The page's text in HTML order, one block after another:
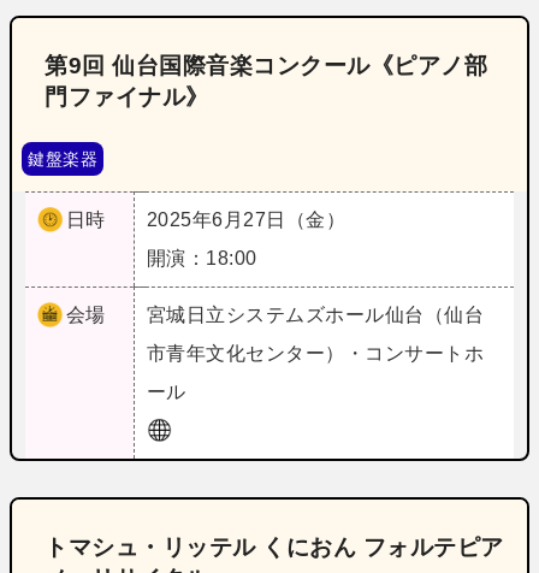
第9回 仙台国際音楽コンクール《ピアノ部
門ファイナル》
鍵盤楽器
日時
2025年6月27日（金）
開演：18:00
会場 宮城 日立システムズホール仙台（仙台
市青年文化センター）・コンサートホ
ール
トマシュ・リッテル くにおん フォルテピア